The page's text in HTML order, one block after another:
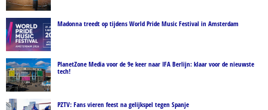
Madonna treedt op tijdens World Pride Music Festival in Amsterdam
PlanetZone Media voor de 9e keer naar IFA Berlijn: klaar voor de nieuwste
tech!
PZTV: Fans vieren feest na gelijkspel tegen Spanje